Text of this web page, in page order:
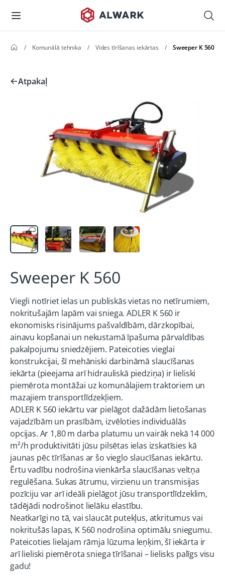
/ Komunālā tehnika / Vides tīrīšanas iekārtas / Sweeper K 560
Atpakaļ
Sweeper K 560
Viegli notīriet ielas un publiskās vietas no netīrumiem,
nokritušajām lapām vai sniega. ADLER K 560 ir
ekonomisks risinājums pašvaldībām, dārzkopībai,
ainavu kopšanai un nekustamā īpašuma pārvaldības
pakalpojumu sniedzējiem. Pateicoties vieglai
konstrukcijai, šī mehāniski darbināmā slaucīšanas
iekārta (pieejama arī hidrauliskā piedziņa) ir lieliski
piemērota montāžai uz komunālajiem traktoriem un
mazajiem transportlīdzekļiem.
ADLER K 560 iekārtu var pielāgot dažādām lietošanas
vajadzībām un prasībām, izvēloties individuālās
opcijas. Ar 1,80 m darba platumu un vairāk nekā 14 000
m²/h produktivitāti jūsu pilsētas ielas izskatīsies kā
jaunas pēc tīrīšanas ar šo vieglo slaucīšanas iekārtu.
Ērtu vadību nodrošina vienkārša slaucīšanas veltņa
regulēšana. Sukas ātrumu, virzienu un transmisijas
pozīciju var arī ideāli pielāgot jūsu transportlīdzeklim,
tādējādi nodrošinot lielāku elastību.
Neatkarīgi no tā, vai slaucāt putekļus, atkritumus vai
nokritušās lapas, K 560 nodrošina optimālu sniegumu.
Pateicoties lielajam rāmja lūzuma leņķim, šī iekārta ir
arī lieliski piemērota sniega tīrīšanai – lielisks palīgs visu
gadu!